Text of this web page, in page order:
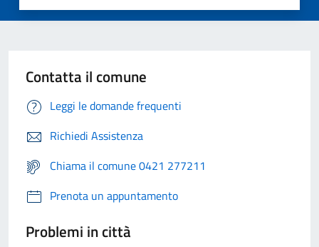
Contatta il comune
Leggi le domande frequenti
Richiedi Assistenza
Chiama il comune 0421 277211
Prenota un appuntamento
Problemi in città